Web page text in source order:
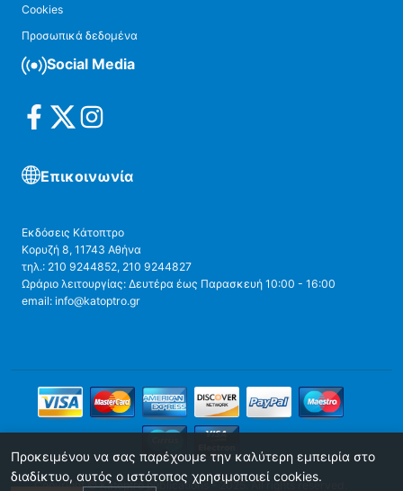
Cookies
Προσωπικά δεδομένα
Social Media
Επικοινωνία
Εκδόσεις Κάτοπτρο
Κορυζή 8, 11743 Αθήνα
τηλ.: 210 9244852, 210 9244827
Ωράριο λειτουργίας: Δευτέρα έως Παρασκευή 10:00 - 16:00
email: info@katoptro.gr
Copyright © Katoptro publications - 2025. All rights reserved.
Προκειμένου να σας παρέχουμε την καλύτερη εμπειρία στο
διαδίκτυο, αυτός ο ιστότοπος χρησιμοποιεί cookies.